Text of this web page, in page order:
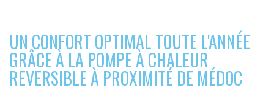
UN CONFORT OPTIMAL TOUTE L'ANNÉE
GRÂCE À LA POMPE À CHALEUR
REVERSIBLE À PROXIMITÉ DE MÉDOC